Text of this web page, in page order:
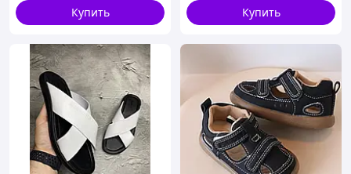
Купить
Купить